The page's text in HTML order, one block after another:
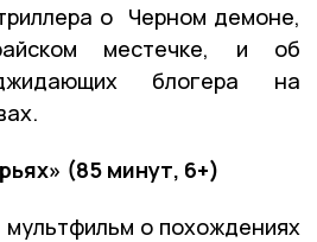
о Черном демоне,
местечке, и об
блогера на
(85 минут, 6+)
о похождениях